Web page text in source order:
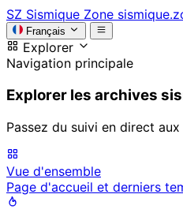
SZ Sismique Zone
Français
Explorer
Navigation principale
Explorer les archives
Passez du suivi en direct
Vue d'ensemble
Page d'accueil et derniers